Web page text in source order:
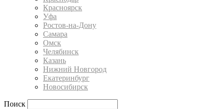
Красноярск
Уфа
Ростов-на-Дону
Самара
Омск
Челябинск
Казань
Нижний Новгород
Екатеринбург
Новосибирск
Поиск